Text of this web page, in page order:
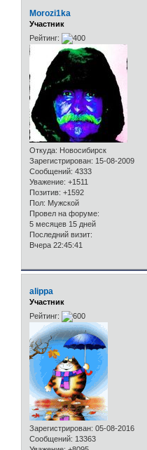
Morozi1ka
Участник
Рейтинг:
Откуда: Новосибирск
Зарегистрирован: 15-08-2009
Сообщений: 4333
Уважение: +1511
Позитив: +1592
Пол: Мужской
Провел на форуме:
5 месяцев 15 дней
Последний визит:
Вчера 22:45:41
alippa
Участник
Рейтинг:
Зарегистрирован: 05-08-2016
Сообщений: 13363